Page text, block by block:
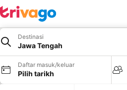
Destinasi
Jawa Tengah
Daftar masuk/keluar
Pilih tarikh